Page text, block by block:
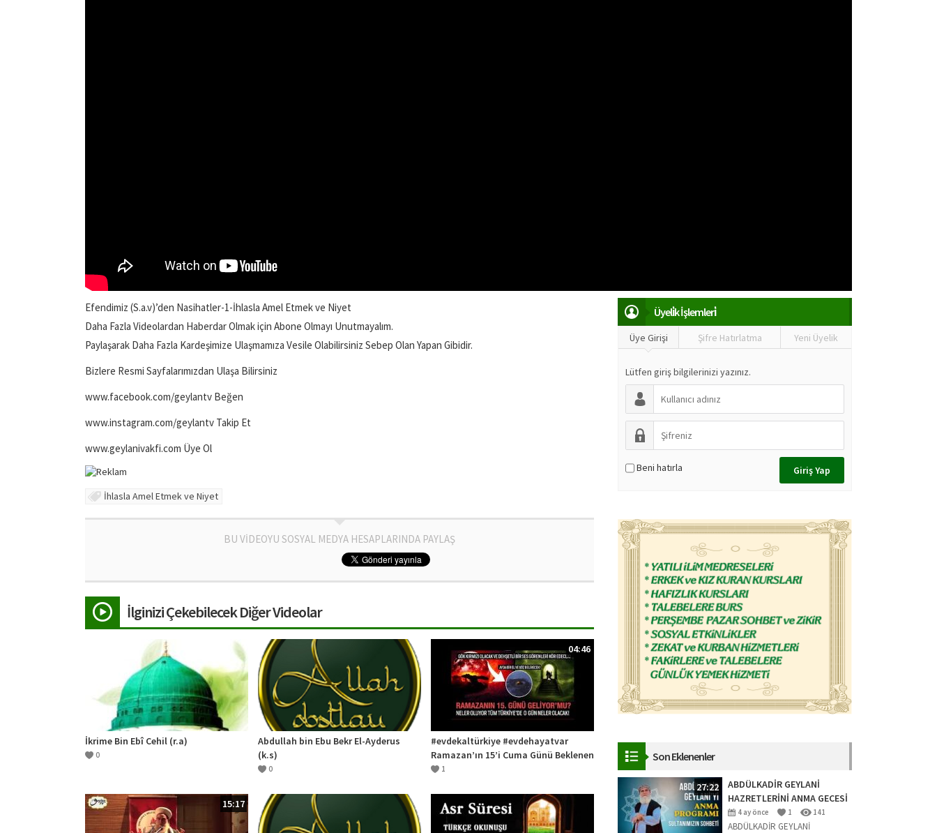
Efendimiz (S.a.v)’den Nasihatler-1-İhlasla Amel Etmek ve Niyet
Daha Fazla Videolardan Haberdar Olmak için Abone Olmayı Unutmayalım.
Paylaşarak Daha Fazla Kardeşimize Ulaşmamıza Vesile Olabilirsiniz Sebep Olan Yapan Gibidir.
Bizlere Resmi Sayfalarımızdan Ulaşa Bilirsiniz
www.facebook.com/geylantv Beğen
www.instagram.com/geylantv Takip Et
www.geylanivakfi.com Üye Ol
İhlasla Amel Etmek ve Niyet
BU VİDEOYU SOSYAL MEDYA HESAPLARINDA PAYLAŞ
İlginizi Çekebilecek Diğer Videolar
İkrime Bin Ebî Cehil (r.a)
0
Abdullah bin Ebu Bekr El-Ayderus
(k.s)
0
04:46
#evdekaltürkiye #evdehayatvar
Ramazan’ın 15’i Cuma Günü Beklenen
Mehdi’nin Gelişi
1
15:17
Üyeli̇k İşlemleri̇
Üye Girişi Şifre Hatırlatma Yeni Üyelik
Lütfen giriş bilgilerinizi yazınız.
Beni hatırla
Son Eklenenler
27:22
ABDÜLKADİR GEYLANİ
HAZRETLERİNİ ANMA GECESİ
2026 (SOHBET)
4 ay önce 1 141
ABDÜLKADİR GEYLANİ